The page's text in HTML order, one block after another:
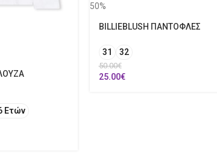
Ετών
50%
BILLIEBLUSH ΠΑΝΤΟΦΛΕΣ
31 32
50.00€
25.00€